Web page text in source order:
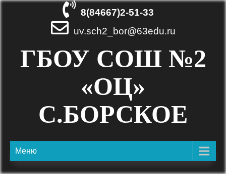
8(84667)2-51-33
uv.sch2_bor@63edu.ru
ГБОУ СОШ №2
«ОЦ»
С.БОРСКОЕ
Меню